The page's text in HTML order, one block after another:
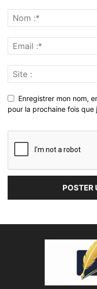
Enregistrer mon nom,
pour la prochaine fois que